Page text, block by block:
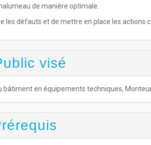
de manière optimale.
les défauts et de mettre en place les actions
visé
bâtiment en équipements techniques,